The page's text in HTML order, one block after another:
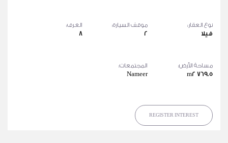
نوع العقار:
فيلا
موقف السيارة:
2
الغرف:
8
مساحة الأرض:
769.5 m2
المجتمعات:
Nameer
REGISTER INTEREST